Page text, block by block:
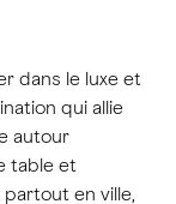
dans le luxe et
qui allie
autour
table et
en ville,